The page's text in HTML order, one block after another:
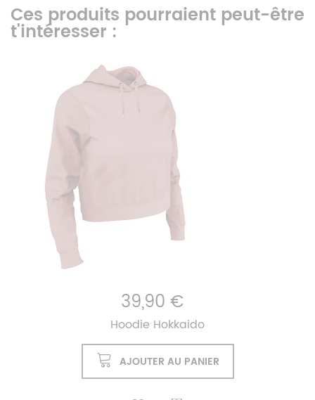
Ces produits pourraient peut-être
t'intéresser :
39,90 €
Hoodie Hokkaido
AJOUTER AU PANIER